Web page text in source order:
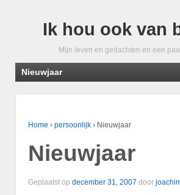
Ik hou ook van
Mijn leven en gedachten en een
Nieuwjaar
Home › persoonlijk › Nieuwjaar
Nieuwjaar
Geplaatst op december 31, 2007 door